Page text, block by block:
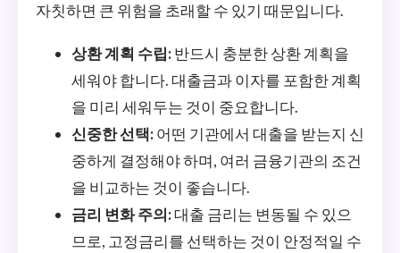
자칫하면 큰 위험을 초래할 수 있기 때문입니다.
상환 계획 수립: 반드시 충분한 상환 계획을
세워야 합니다. 대출금과 이자를 포함한 계획
을 미리 세워두는 것이 중요합니다.
신중한 선택: 어떤 기관에서 대출을 받는지 신
중하게 결정해야 하며, 여러 금융기관의 조건
을 비교하는 것이 좋습니다.
금리 변화 주의:대출 금리는 변동될 수 있으
므로, 고정금리를 선택하는 것이 안정적일 수